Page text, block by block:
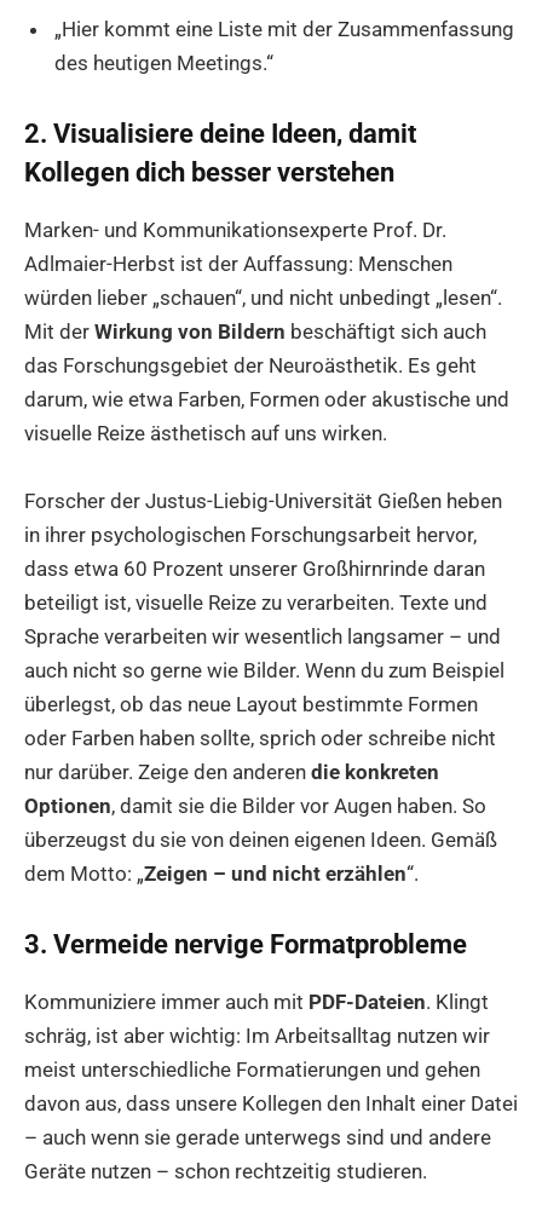
„Hier kommt eine Liste mit der Zusammenfassung
des heutigen Meetings.“
2. Visualisiere deine Ideen, damit
Kollegen dich besser verstehen
Marken- und Kommunikationsexperte Prof. Dr.
Adlmaier-Herbst ist der Auffassung: Menschen
würden lieber „schauen“, und nicht unbedingt „lesen“.
Mit der Wirkung von Bildern beschäftigt sich auch
das Forschungsgebiet der Neuroästhetik. Es geht
darum, wie etwa Farben, Formen oder akustische und
visuelle Reize ästhetisch auf uns wirken.
Forscher der Justus-Liebig-Universität Gießen heben
in ihrer psychologischen Forschungsarbeit hervor,
dass etwa 60 Prozent unserer Großhirnrinde daran
beteiligt ist, visuelle Reize zu verarbeiten. Texte und
Sprache verarbeiten wir wesentlich langsamer – und
auch nicht so gerne wie Bilder. Wenn du zum Beispiel
überlegst, ob das neue Layout bestimmte Formen
oder Farben haben sollte, sprich oder schreibe nicht
nur darüber. Zeige den anderen die konkreten
Optionen, damit sie die Bilder vor Augen haben. So
überzeugst du sie von deinen eigenen Ideen. Gemäß
dem Motto: „Zeigen – und nicht erzählen“.
3. Vermeide nervige Formatprobleme
Kommuniziere immer auch mit PDF-Dateien. Klingt
schräg, ist aber wichtig: Im Arbeitsalltag nutzen wir
meist unterschiedliche Formatierungen und gehen
davon aus, dass unsere Kollegen den Inhalt einer Datei
– auch wenn sie gerade unterwegs sind und andere
Geräte nutzen – schon rechtzeitig studieren.